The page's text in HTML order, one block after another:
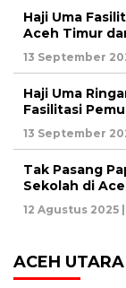
Haji Uma
Aceh Timur
13 September
Haji Uma
Fasilitasi
13 September
Tak Pasang
Sekolah di
12 Agustus 2025
ACEH UTARA